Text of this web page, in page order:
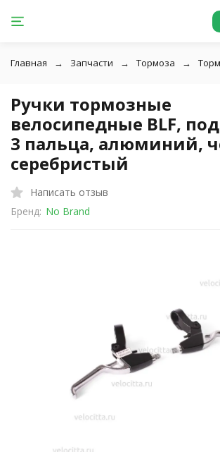
Главная Запчасти Тормоза
Ручки тормозные
велосипедные BLF,
3 пальца, алюминий,
серебристый
Написать отзыв
Бренд: No Brand